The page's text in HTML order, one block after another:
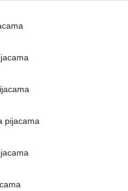
pijacama